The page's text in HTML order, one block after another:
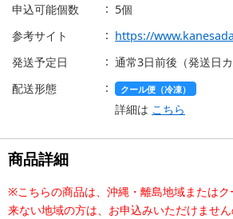
申込可能個数
5個
参考サイト
https://
発送予定日
通常3日前後（発送日
配送形態
クール便（冷凍）
詳細は こちら
商品詳細
※こちらの商品は、沖縄・離島地域またはク
来ない地域の方は、お申込みいただけませ